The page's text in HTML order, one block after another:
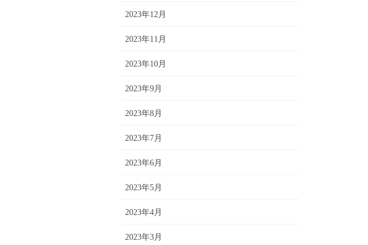
2023年12月
2023年11月
2023年10月
2023年9月
2023年8月
2023年7月
2023年6月
2023年5月
2023年4月
2023年3月